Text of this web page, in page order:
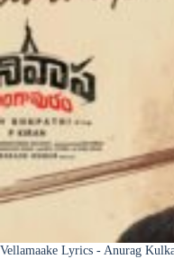
Vellamaake Lyrics - Anurag